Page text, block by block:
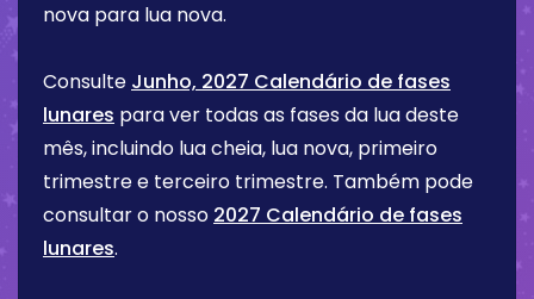
nova para lua nova.
Consulte Junho, 2027 Calendário de fases
lunares para ver todas as fases da lua deste
mês, incluindo lua cheia, lua nova, primeiro
trimestre e terceiro trimestre. Também pode
consultar o nosso 2027 Calendário de fases
lunares.